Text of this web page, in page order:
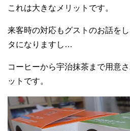
これは大きなメリットです。
来客時の対応もグストのお話を
タになりますし…
コーヒーから宇治抹茶まで用意
ットです。